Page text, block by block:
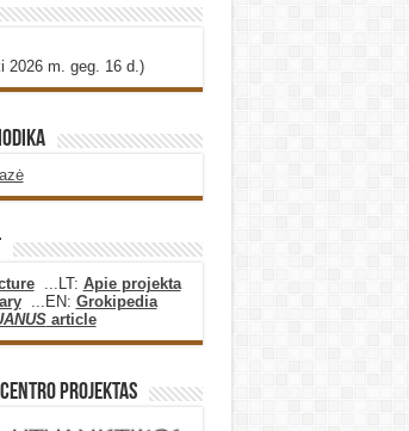
2026 m. geg. 16 d.)
...LT: Apie projekta
...EN: Grokipedia
article
Projektas